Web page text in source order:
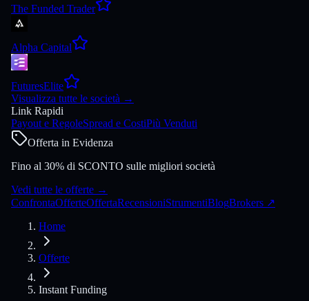
The Funded Trader
Alpha Capital
FuturesElite
Visualizza tutte le società →
Link Rapidi
Payout e RegoleSpread e CostiPiù Venduti
Offerta in Evidenza
Fino al 30% di SCONTO sulle migliori società
Vedi tutte le offerte →
ConfrontaOfferteOffertaRecensioniStrumentiBlogBrokers ↗
Home
Offerte
Instant Funding